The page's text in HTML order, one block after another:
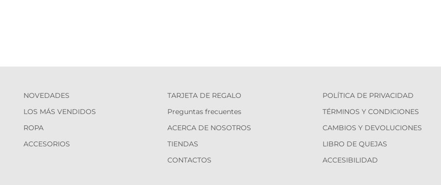
NOVEDADES
LOS MÁS VENDIDOS
ROPA
ACCESORIOS
TARJETA DE REGALO
Preguntas frecuentes
ACERCA DE NOSOTROS
TIENDAS
CONTACTOS
POLÍTICA DE PRIVACIDAD
TÉRMINOS Y CONDICIONES
CAMBIOS Y DEVOLUCIONES
LIBRO DE QUEJAS
ACCESIBILIDAD